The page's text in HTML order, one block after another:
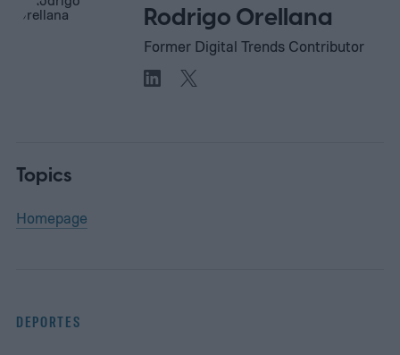
Rodrigo Orellana
Former Digital Trends Contributor
Topics
Homepage
DEPORTES